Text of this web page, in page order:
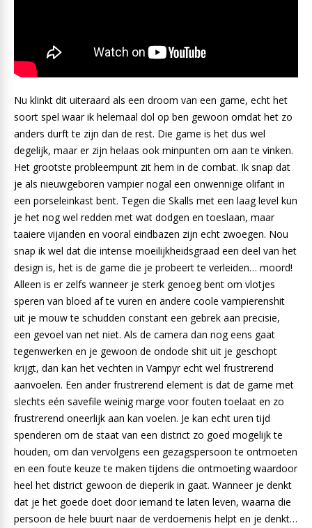
Nu klinkt dit uiteraard als een droom van een game, echt het
soort spel waar ik helemaal dol op ben gewoon omdat het zo
anders durft te zijn dan de rest. Die game is het dus wel
degelijk, maar er zijn helaas ook minpunten om aan te vinken.
Het grootste probleempunt zit hem in de combat. Ik snap dat
je als nieuwgeboren vampier nogal een onwennige olifant in
een porseleinkast bent. Tegen die Skalls met een laag level kun
je het nog wel redden met wat dodgen en toeslaan, maar
taaiere vijanden en vooral eindbazen zijn echt zwoegen. Nou
snap ik wel dat die intense moeilijkheidsgraad een deel van het
design is, het is de game die je probeert te verleiden… moord!
Alleen is er zelfs wanneer je sterk genoeg bent om vlotjes
speren van bloed af te vuren en andere coole vampierenshit
uit je mouw te schudden constant een gebrek aan precisie,
een gevoel van net niet. Als de camera dan nog eens gaat
tegenwerken en je gewoon de ondode shit uit je geschopt
krijgt, dan kan het vechten in Vampyr echt wel frustrerend
aanvoelen. Een ander frustrerend element is dat de game met
slechts eén savefile weinig marge voor fouten toelaat en zo
frustrerend oneerlijk aan kan voelen. Je kan echt uren tijd
spenderen om de staat van een district zo goed mogelijk te
houden, om dan vervolgens een gezagspersoon te ontmoeten
en een foute keuze te maken tijdens die ontmoeting waardoor
heel het district gewoon de dieperik in gaat. Wanneer je denkt
dat je het goede doet door iemand te laten leven, waarna die
persoon de hele buurt naar de verdoemenis helpt en je denkt…